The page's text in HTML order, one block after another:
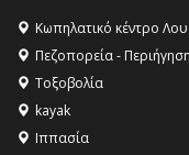
Κωπηλατικό κέντρο
Πεζοπορεία - Περιήγηση
Τοξοβολία
kayak
Ιππασία